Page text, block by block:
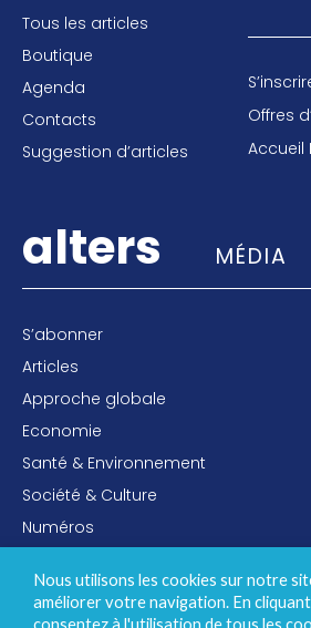
Tous les articles
Boutique
Agenda
Contacts
Suggestion d’articles
Offres
Accueil
alters MÉDIA
S’abonner
Articles
Approche globale
Economie
Santé & Environnement
Société & Culture
Numéros
Contacts
Nous utilisons les cookies sur notre
améliorer votre navigation. En
consentez à l'utilisation de tous les